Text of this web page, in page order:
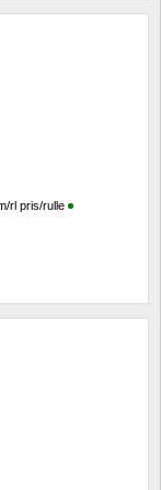
rl pris/rulle